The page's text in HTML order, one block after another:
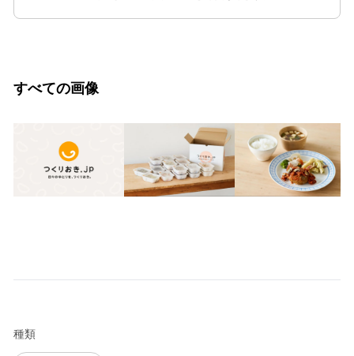
すべての画像
種類